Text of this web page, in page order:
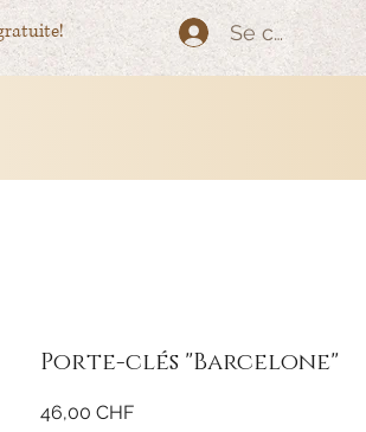
Se connecter
Porte-clés "Barcelone"
46,00 CHFPrix